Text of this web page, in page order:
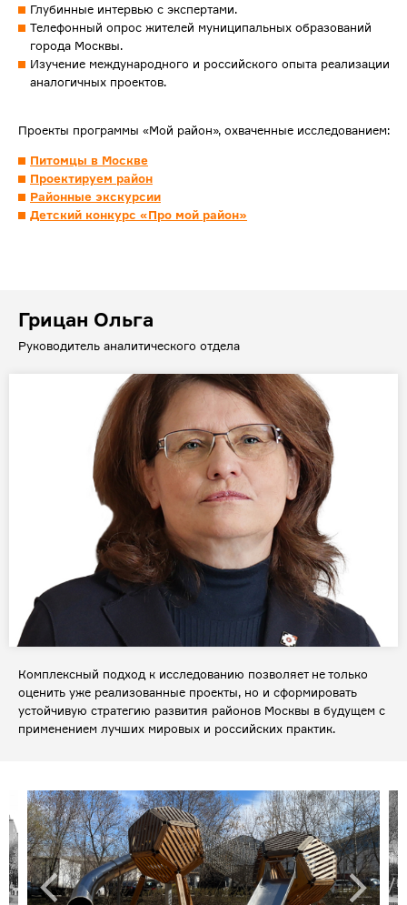
Глубинные интервью с экспертами.
Телефонный опрос жителей муниципальных образований
города Москвы.
Изучение международного и российского опыта реализации
аналогичных проектов.
Проекты программы «Мой район», охваченные исследованием:
Питомцы в Москве
Проектируем район
Районные экскурсии
Детский конкурс «Про мой район»
Грицан Ольга
Руководитель аналитического отдела
Комплексный подход к исследованию позволяет не только
оценить уже реализованные проекты, но и сформировать
устойчивую стратегию развития районов Москвы в будущем с
применением лучших мировых и российских практик.